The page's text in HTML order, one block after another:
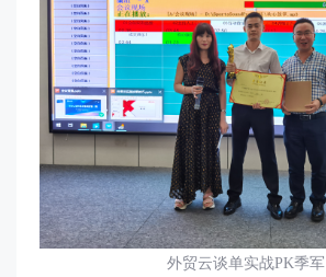
外贸云谈单实战PK季军